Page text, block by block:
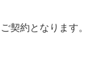
契約となります。